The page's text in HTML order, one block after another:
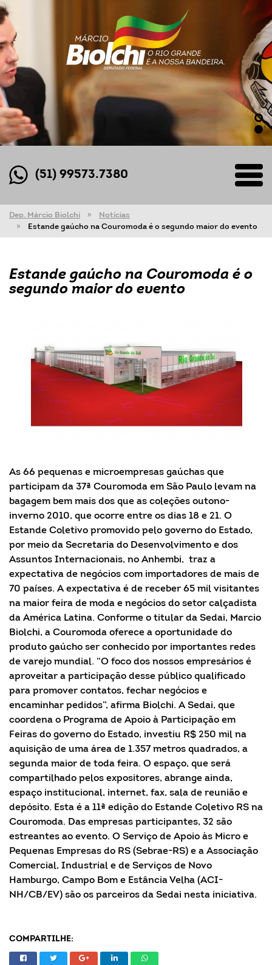
(51) 99573.7380
Dep. Márcio Biolchi
Notícias
Estande gaúcho na Couromoda é o segundo maior do evento
Estande gaúcho na Couromoda é o
segundo maior do evento
As 66 pequenas e microempresas gaúchas que
participam da 37ª Couromoda em São Paulo levam na
bagagem bem mais dos que as coleções outono-
inverno 2010, que ocorre entre os dias 18 e 21. O
Estande Coletivo promovido pelo governo do Estado,
por meio da Secretaria do Desenvolvimento e dos
Assuntos Internacionais, no Anhembi, traz a
expectativa de negócios com importadores de mais de
70 países. A expectativa é de receber 65 mil visitantes
na maior feira de moda e negócios do setor calçadista
da América Latina. Conforme o titular da Sedai, Marcio
Biolchi, a Couromoda oferece a oportunidade do
produto gaúcho ser conhecido por importantes redes
de varejo mundial. “O foco dos nossos empresários é
aproveitar a participação desse público qualificado
para promover contatos, fechar negócios e
encaminhar pedidos”, afirma Biolchi. A Sedai, que
coordena o Programa de Apoio à Participação em
Feiras do governo do Estado, investiu R$ 250 mil na
aquisição de uma área de 1.357 metros quadrados, a
segunda maior de toda feira. O espaço, que será
compartilhado pelos expositores, abrange ainda,
espaço institucional, internet, fax, sala de reunião e
depósito. Esta é a 11ª edição do Estande Coletivo RS na
Couromoda. Das empresas participantes, 32 são
estreantes ao evento. O Serviço de Apoio às Micro e
Pequenas Empresas do RS (Sebrae-RS) e a Associação
Comercial, Industrial e de Serviços de Novo
Hamburgo, Campo Bom e Estância Velha (ACI-
NH/CB/EV) são os parceiros da Sedai nesta iniciativa.
COMPARTILHE: